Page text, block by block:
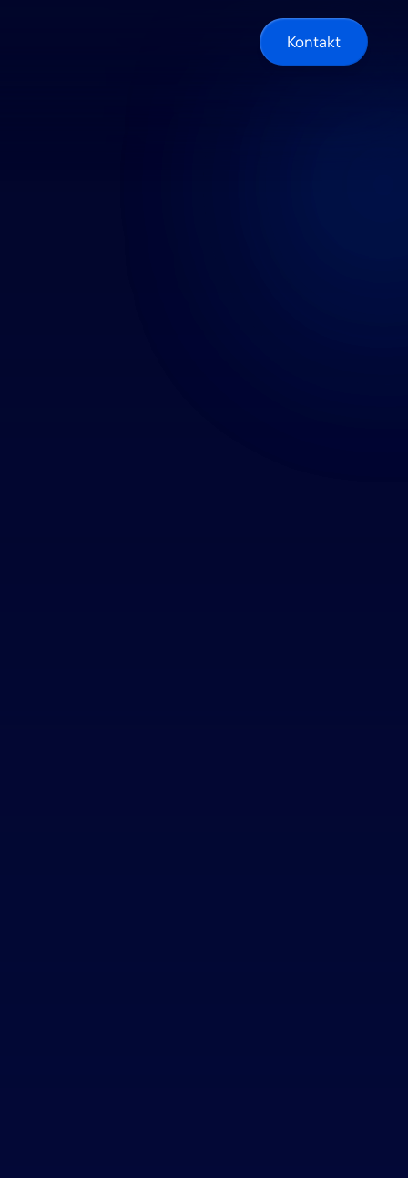
Kontakt